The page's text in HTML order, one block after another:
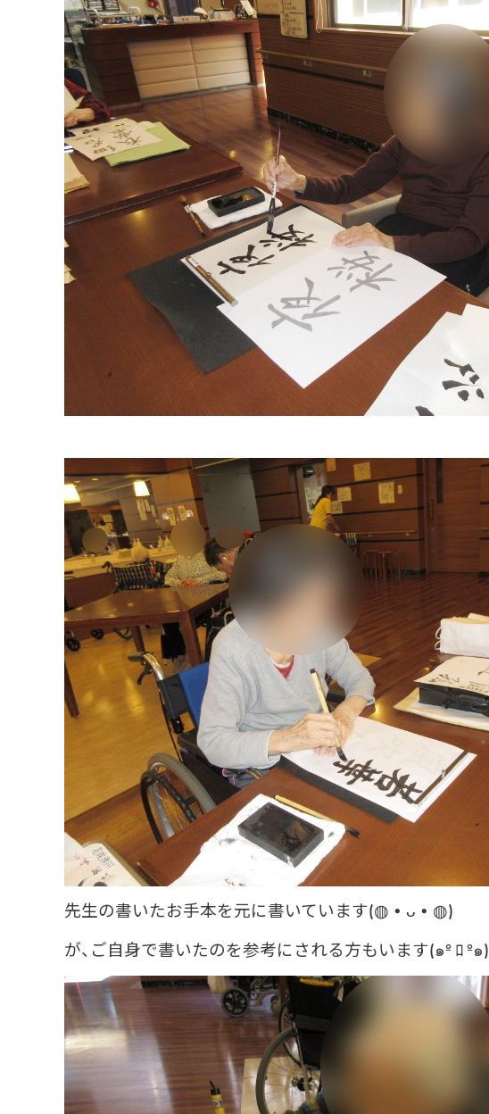
先生の書いたお手本を元に書いています(◍•ᴗ•◍)
が、ご自身で書いたのを参考にされる方もいます(๑º ﾛ º๑)